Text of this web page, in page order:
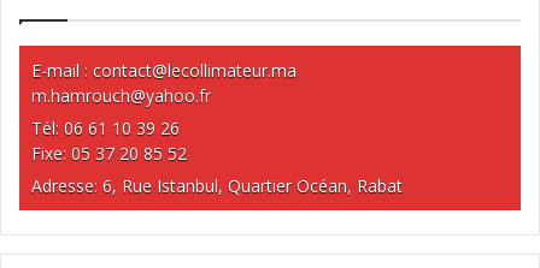
E-mail : contact@lecollimateur.ma
m.hamrouch@yahoo.fr
Tél: 06 61 10 39 26
Fixe: 05 37 20 85 52
Adresse: 6, Rue Istanbul, Quartier Océan, Rabat